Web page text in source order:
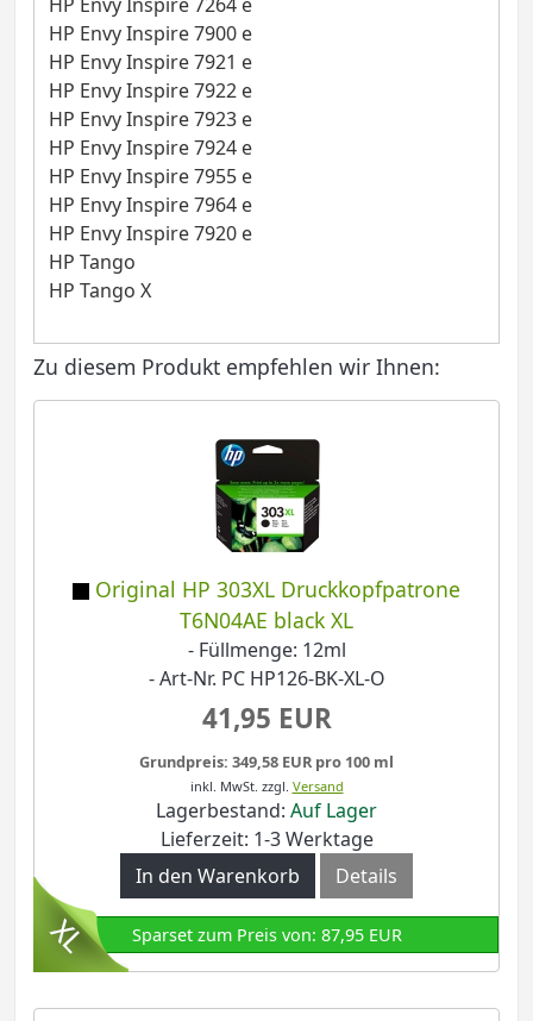
HP Envy Inspire 7900 e
HP Envy Inspire 7921 e
HP Envy Inspire 7922 e
HP Envy Inspire 7923 e
HP Envy Inspire 7924 e
HP Envy Inspire 7955 e
HP Envy Inspire 7964 e
HP Envy Inspire 7920 e
HP Tango
HP Tango X
Zu diesem Produkt empfehlen wir Ihnen:
Original HP 303XL Druckkopfpatrone
T6N04AE black XL
- Füllmenge: 12ml
- Art-Nr. PC HP126-BK-XL-O
41,95 EUR
Grundpreis: 349,58 EUR pro 100 ml
inkl. MwSt. zzgl. Versand
Lagerbestand: Auf Lager
Lieferzeit: 1-3 Werktage
In den Warenkorb
Details
Sparset zum Preis von: 87,95 EUR